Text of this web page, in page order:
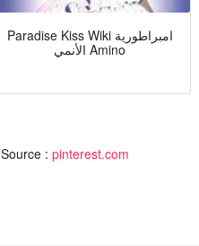
Paradise Kiss Wiki امبراطورية
الأنمي Amino
Source : pinterest.com